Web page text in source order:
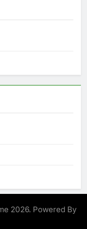
2026. Powered By